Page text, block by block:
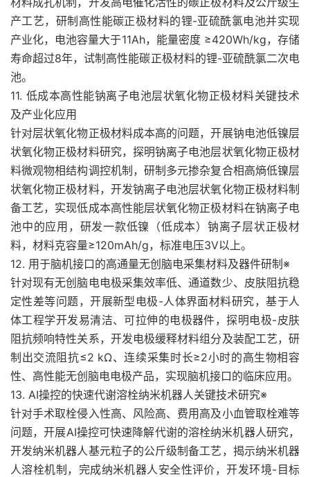
产工艺，研制高性能碳正极材料的锂-亚硫酰氯电池并实现
产业化，电池容量大于11Ah，能量密度 ≥420Wh/kg，存储
寿命超过8年，试制高性能碳正极材料的锂-亚硫酰氯二次电
池。
11. 低成本高性能钠离子电池层状氧化物正极材料关键技术
及产业化应用
针对层状氧化物正极材料成本高的问题，开展钠电池低镍层
状氧化物正极材料研究，探明钠离子电池层状氧化物正极材
料微观物相结构调控机制，研制多元掺杂复合相高熵低镍层
状氧化物正极材料，开发钠离子电池层状氧化物正极材料制
备工艺，实现低成本高性能层状氧化物正极材料在钠离子电
池中的应用，研发一款低镍（低成本）钠离子层状正极材
料，材料克容量≥120mAh/g，标准电压3V以上。
12. 用于脑机接口的高通量无创脑电采集材料及器件研制※
针对现有无创脑电电极采集效率低、通道数少、皮肤阻抗稳
定性差等问题，开展新型电极-人体界面材料研究，基于人
体工程学开发易清洁、可拉伸的电极器件，探明电极-皮肤
阻抗频响特性关系，开发电极缓释材料组分及装配工艺，研
制出交流阻抗≤2 kΩ、连续采集时长≥2小时的高生物相容
性、高性能无创脑电电极产品，实现脑机接口的临床应用。
13. AI操控的快速代谢溶栓纳米机器人关键技术研究※
针对手术取栓侵入性高、风险高、费用高及小血管取栓难等
问题，开展AI操控可快速降解代谢的溶栓纳米机器人研究，
开发纳米机器人基元粒子的公斤级制备工艺，揭示纳米机器
人溶栓机制，完成纳米机器人安全性评价，开发环境-目标